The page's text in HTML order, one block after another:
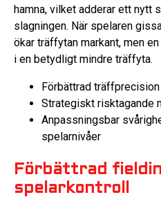
hamna, vilket adderar ett nytt
slagningen. När spelaren
ökar träffytan markant, men
i en betydligt mindre träffyta.
Förbättrad
Strategiskt risktagande
Anpassningsbar
spelarnivåer
Förbättrad
spelarkontroll